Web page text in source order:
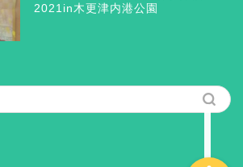
2021in木更津内港公園
ラーメン つけ麺 まぜそ